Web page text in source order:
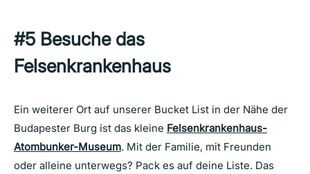
#5 Besuche das
Felsenkrankenhaus
Ein weiterer Ort auf unserer Bucket List in der Nähe der
Budapester Burg ist das kleine Felsenkrankenhaus-
Atombunker-Museum. Mit der Familie, mit Freunden
oder alleine unterwegs? Pack es auf deine Liste. Das